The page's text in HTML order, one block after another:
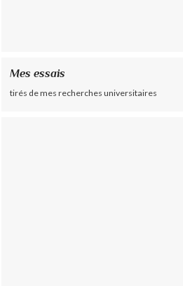
Mes essais
tirés de mes recherches universitaires